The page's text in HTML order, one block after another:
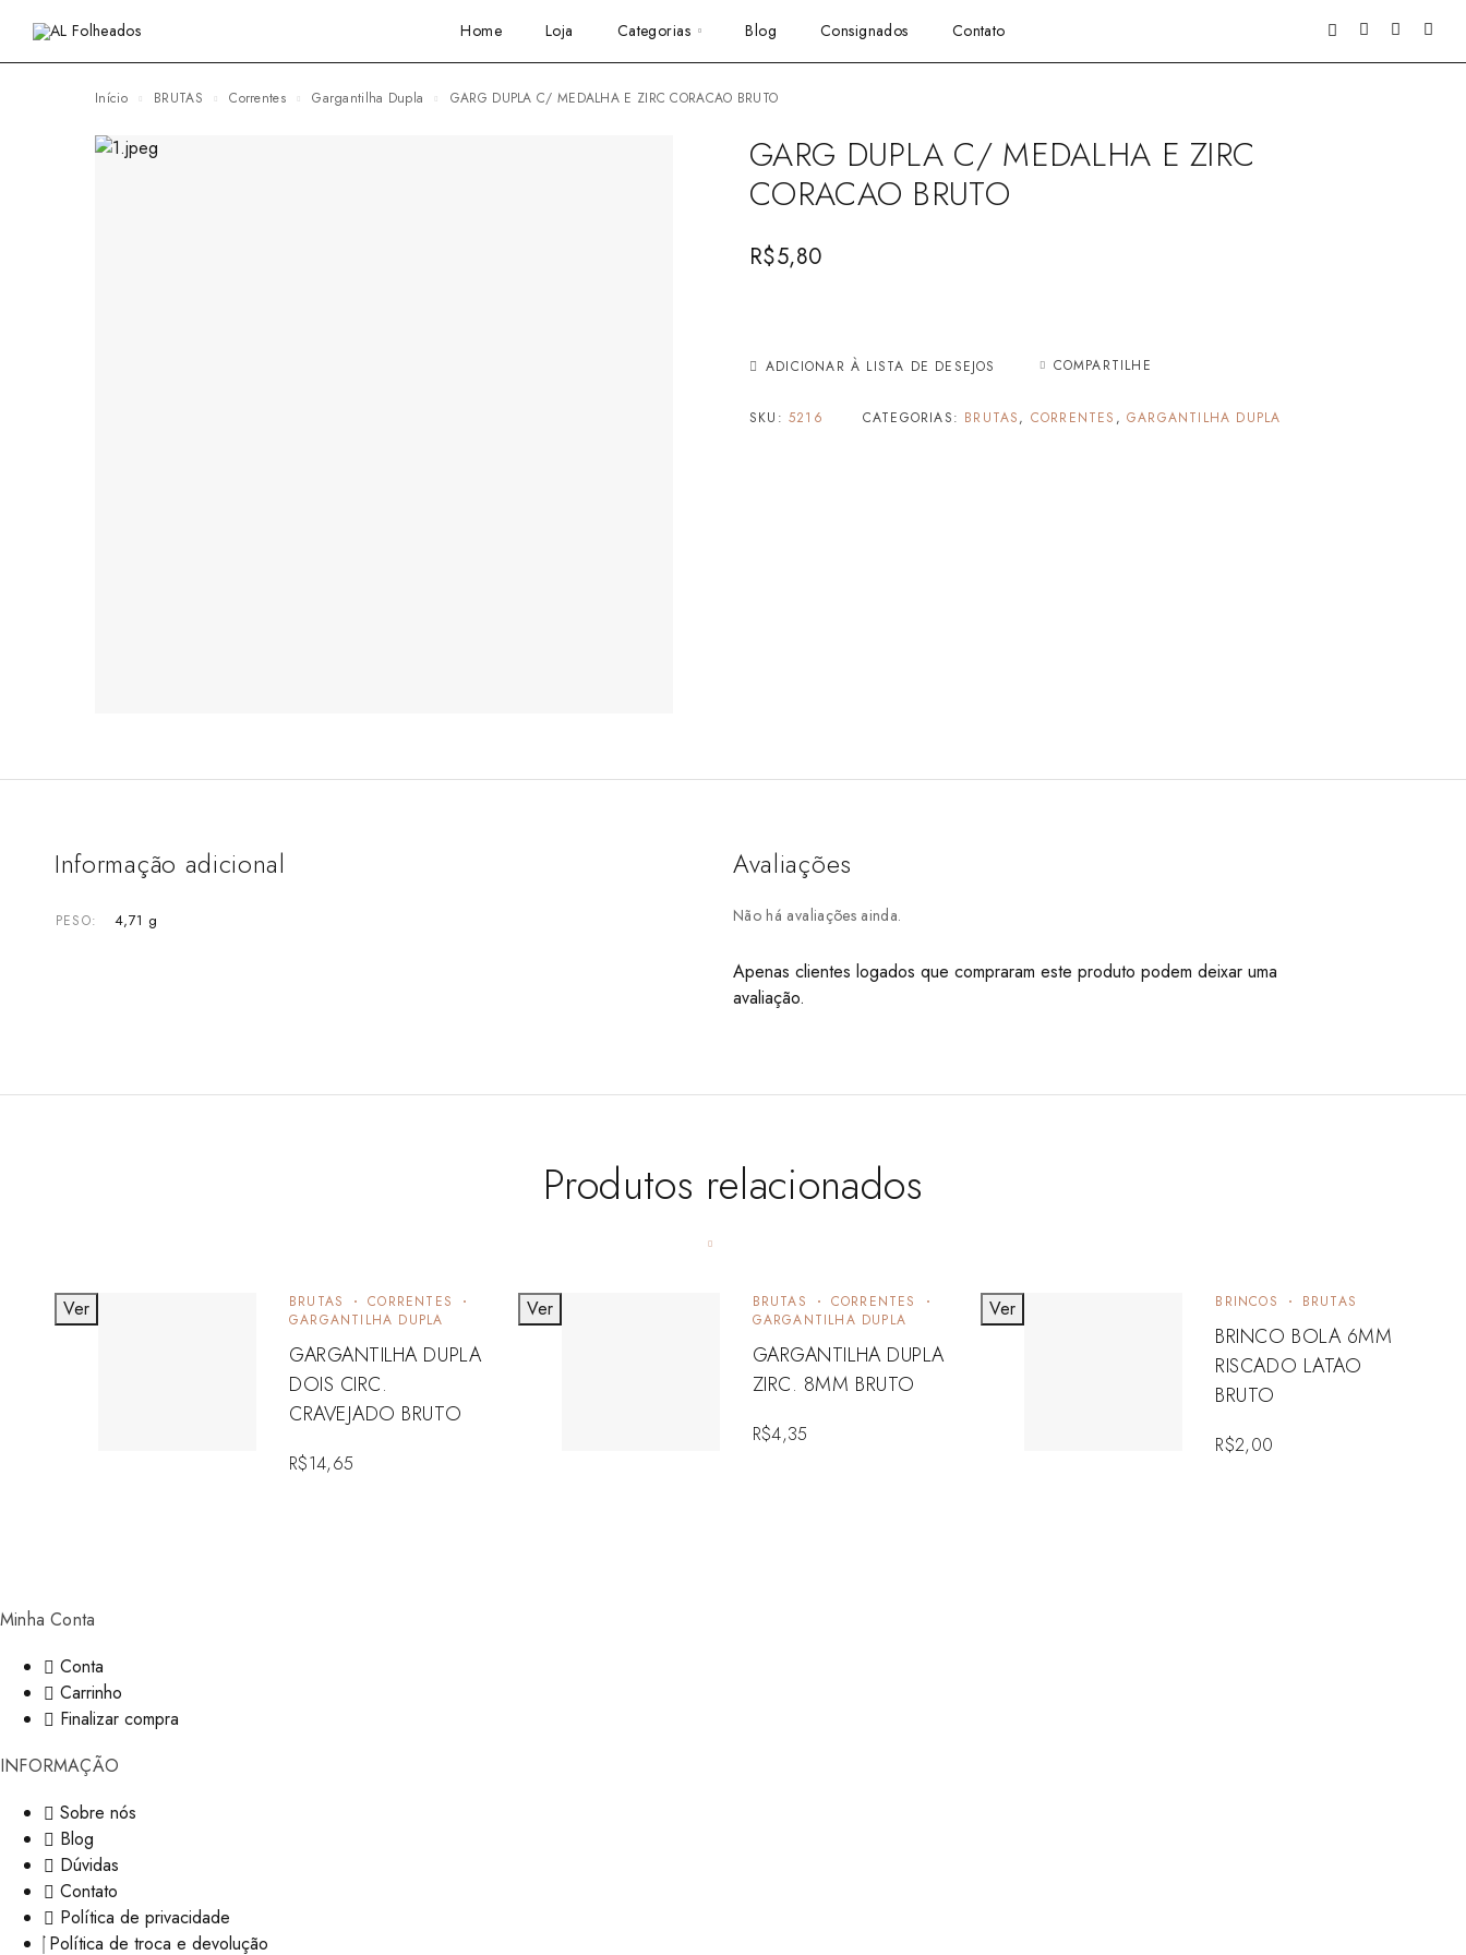
Home Loja Categorias Blog Consignados Contato
Início BRUTAS Correntes Gargantilha Dupla GARG DUPLA C/ MEDALHA E ZIRC CORACAO BRUTO
GARG DUPLA C/ MEDALHA E ZIRC
CORACAO BRUTO
R$5,80
ADICIONAR À LISTA DE DESEJOS COMPARTILHE
SKU: 5216 CATEGORIAS: BRUTAS, CORRENTES ,GARGANTILHA DUPLA
Informação adicional
PESO 4,71 g
Avaliações
Não há avaliações ainda.
Apenas clientes logados que compraram este produto podem deixar uma
avaliação.
Produtos relacionados
BRUTAS
CORRENTES
GARGANTILHA DUPLA
GARGANTILHA DUPLA
DOIS CIRC.
CRAVEJADO BRUTO
R$14,65
Ver BRUTAS
CORRENTES
GARGANTILHA DUPLA
GARGANTILHA DUPLA
ZIRC. 8MM BRUTO
R$4,35
Ver BRINCOS BRUTAS
BRINCO BOLA 6MM
RISCADO LATAO
BRUTO
R$2,00
Ver
Minha Conta
Conta
Carrinho
Finalizar compra
INFORMAÇÃO
Sobre nós
Blog
Dúvidas
Contato
Política de privacidade
Política de troca e devolução